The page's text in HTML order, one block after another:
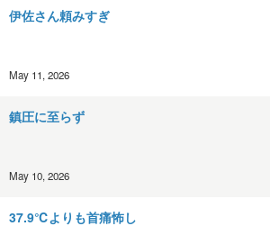
伊佐さん頼みすぎ
May 11, 2026
鎮圧に至らず
May 10, 2026
37.9℃よりも首痛怖し